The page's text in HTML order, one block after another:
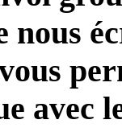
nous
avec